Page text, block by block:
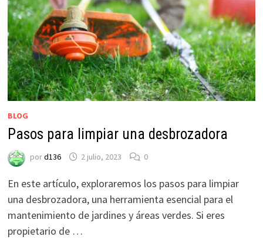
BLOG
Pasos para limpiar una desbrozadora
pord136 2 julio, 2023 0
En este artículo, exploraremos los pasos para limpiar
una desbrozadora, una herramienta esencial para el
mantenimiento de jardines y áreas verdes. Si eres
propietario de …